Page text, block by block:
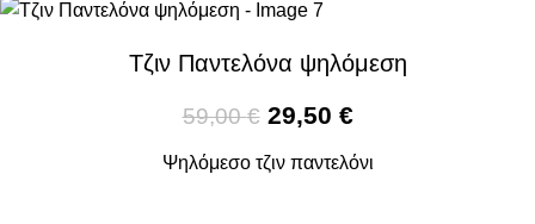
Τζιν Παντελόνα ψηλόμεση
59,00€ 29,50 €
Ψηλόμεσο τζιν παντελόνι